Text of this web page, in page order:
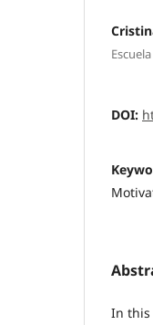
DOI:
In this